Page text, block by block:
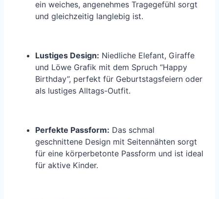
ein weiches, angenehmes Tragegefühl sorgt
und gleichzeitig langlebig ist.
Lustiges Design: Niedliche Elefant, Giraffe
und Löwe Grafik mit dem Spruch “Happy
Birthday”, perfekt für Geburtstagsfeiern oder
als lustiges Alltags-Outfit.
Perfekte Passform: Das schmal
geschnittene Design mit Seitennähten sorgt
für eine körperbetonte Passform und ist ideal
für aktive Kinder.